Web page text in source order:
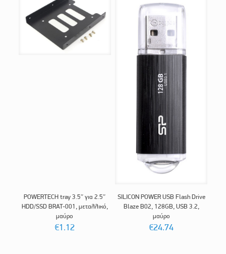
POWERTECH tray 3.5″ για 2.5″
HDD/SSD BRAT-001, μεταλλικό,
μαύρο
€1.12
SILICON POWER USB Flash Drive
Blaze B02, 128GB, USB 3.2,
μαύρο
€24.74